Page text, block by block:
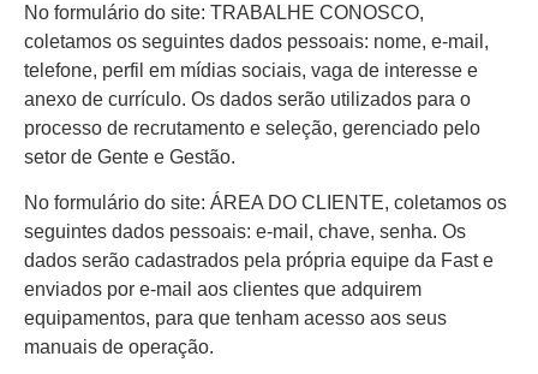
No formulário do site: TRABALHE CONOSCO,
coletamos os seguintes dados pessoais: nome, e-mail,
telefone, perfil em mídias sociais, vaga de interesse e
anexo de currículo. Os dados serão utilizados para o
processo de recrutamento e seleção, gerenciado pelo
setor de Gente e Gestão.
No formulário do site: ÁREA DO CLIENTE, coletamos os
seguintes dados pessoais: e-mail, chave, senha. Os
dados serão cadastrados pela própria equipe da Fast e
enviados por e-mail aos clientes que adquirem
equipamentos, para que tenham acesso aos seus
manuais de operação.